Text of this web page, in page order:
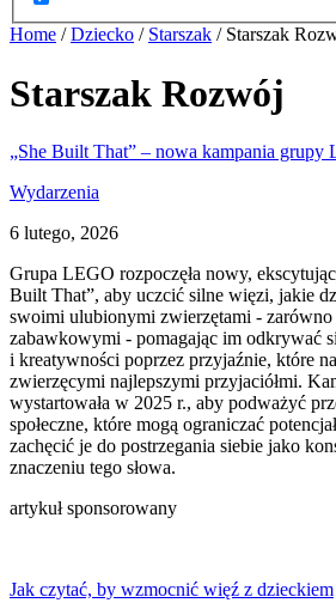
Home / Dziecko / Starszak / Starszak
Starszak Rozwój
„She Built That” – nowa kampania grupy
Wydarzenia
6 lutego, 2026
Grupa LEGO rozpoczęła nowy,
Built That”, aby uczcić silne więzi, jakie
swoimi ulubionymi zwierzętami -
zabawkowymi - pomagając im odkrywać
i kreatywności poprzez przyjaźnie, które
zwierzęcymi najlepszymi przyjaciółmi.
wystartowała w 2025 r., aby podważyć
społeczne, które mogą ograniczać
zachęcić je do postrzegania siebie jako
znaczeniu tego słowa.
artykuł sponsorowany
Jak czytać, by wzmocnić więź z dzieckiem